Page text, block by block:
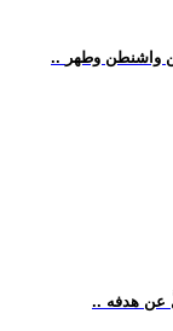
واشنطن وطهر
عن هدفه